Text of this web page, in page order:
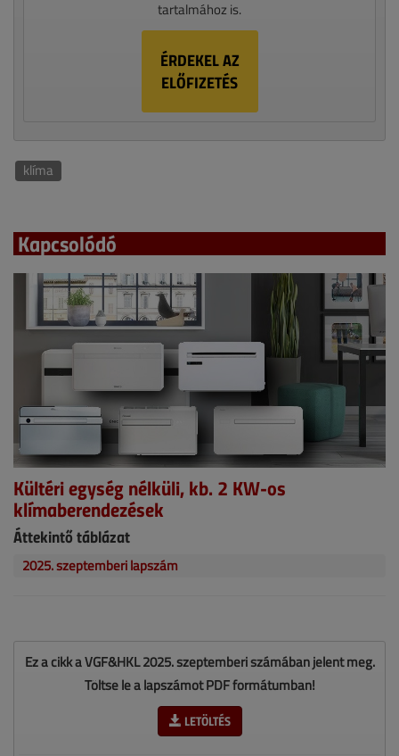
tartalmához is.
ÉRDEKEL AZ
ELŐFIZETÉS
klíma
Kapcsolódó
Kültéri egység nélküli, kb. 2 KW-os
klímaberendezések
Áttekintő táblázat
2025. szeptemberi lapszám
Ez a cikk a VGF&HKL 2025. szeptemberi számában jelent meg.
Töltse le a lapszámot PDF formátumban!
LETÖLTÉS